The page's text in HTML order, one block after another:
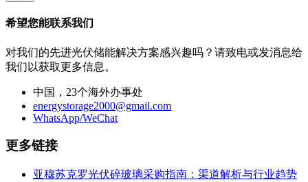
希望您能联系我们
对我们的先进光伏储能解决方案感兴趣吗？请致电或发消息给
我们以获取更多信息。
中国，23个海外办事处
energystorage2000@gmail.com
WhatsApp/WeChat
更多链接
亚穆苏克罗光伏碎玻璃采购指南：渠道解析与行业趋势